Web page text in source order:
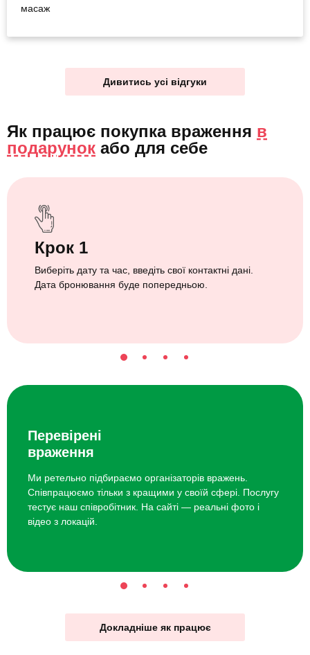
масаж
Дивитись усі відгуки
Як працює покупка враження в
подарунок або для себе
Крок 1
Виберіть дату та час, введіть свої контактні дані.
Дата бронювання буде попередньою.
Перевірені
враження
Ми ретельно підбираємо організаторів вражень.
Співпрацюємо тільки з кращими у своїй сфері. Послугу
тестує наш співробітник. На сайті — реальні фото і
відео з локацій.
Докладніше як працює